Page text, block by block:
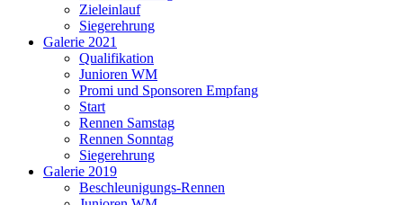
Zieleinlauf
Siegerehrung
Galerie 2021
Qualifikation
Junioren WM
Promi und Sponsoren Empfang
Start
Rennen Samstag
Rennen Sonntag
Siegerehrung
Galerie 2019
Beschleunigungs-Rennen